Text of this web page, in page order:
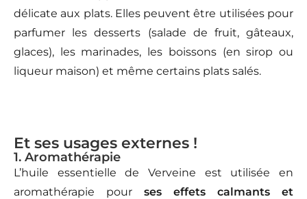
délicate aux plats. Elles peuvent être utilisées pour
parfumer les desserts (salade de fruit, gâteaux,
glaces), les marinades, les boissons (en sirop ou
liqueur maison) et même certains plats salés.
Et ses usages externes !
1. Aromathérapie
L’huile essentielle de Verveine est utilisée en
aromathérapie pour ses effets calmants et